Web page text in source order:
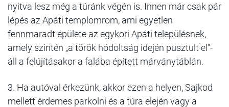
nyitva lesz még a túránk végén is. Innen már csak pár
lépés az Apáti templomrom, ami egyetlen
fennmaradt épülete az egykori Apáti településnek,
amely szintén „a török hódoltság idején pusztult el”-
áll a felújításakor a falába épített márványtáblán.
3. Ha autóval érkezünk, akkor ezen a helyen, Sajkod
mellett érdemes parkolni és a túra elején vagy a